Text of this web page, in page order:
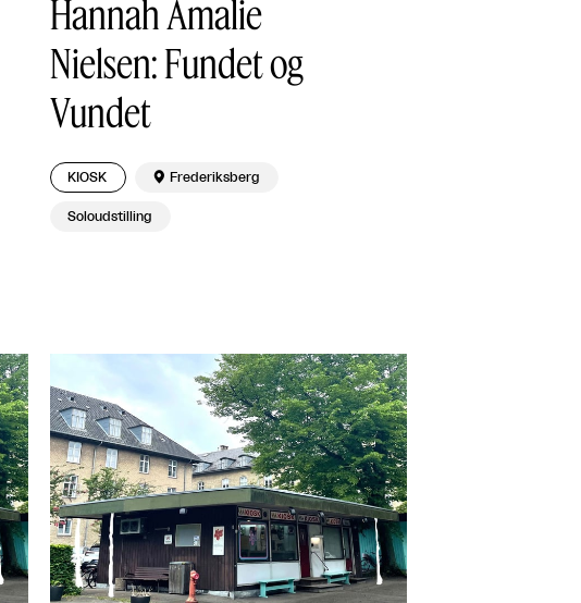
Hannah Amalie
Nielsen: Fundet og
Vundet
KIOSK  Frederiksberg
Soloudstilling